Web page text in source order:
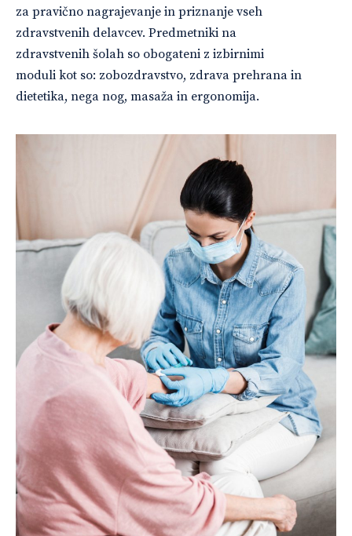
za pravično nagrajevanje in priznanje vseh
zdravstvenih delavcev. Predmetniki na
zdravstvenih šolah so obogateni z izbirnimi
moduli kot so: zobozdravstvo, zdrava prehrana in
dietetika, nega nog, masaža in ergonomija.